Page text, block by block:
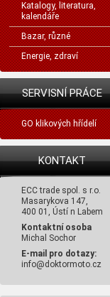
Katalogy, literatura,
kalendáře
Bazar, různé
Energie, zdraví
SERVISNÍ PRÁCE
GO klikových hřídelí
KONTAKT
ECC trade spol. s r.o.
Masarykova 147,
400 01, Ústí n Labem
Kontaktní osoba
Michal Sochor
E-mail pro dotazy:
info@doktormoto.cz